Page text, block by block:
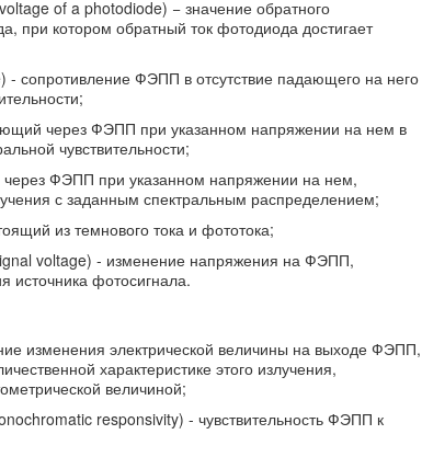
of a photodiode) − значение обратного
котором обратный ток фотодиода достигает
сопротивление ФЭПП в отсутствие падающего на него
через ФЭПП при указанном напряжении на нем в
чувствительности;
ФЭПП при указанном напряжении на нем,
с заданным спектральным распределением;
из темнового тока и фототока;
voltage) - изменение напряжения на ФЭПП,
источника фотосигнала.
изменения электрической величины на выходе ФЭПП,
характеристике этого излучения,
величиной;
responsivity) - чувствительность ФЭПП к